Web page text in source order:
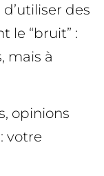
des
le “bruit” :
mais à
opinions
votre